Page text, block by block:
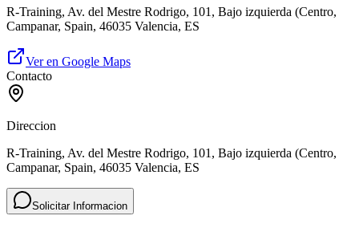
R-Training, Av. del Mestre Rodrigo, 101, Bajo izquierda (Centro,
Campanar, Spain, 46035 Valencia, ES
Ver en Google Maps
Contacto
Direccion
R-Training, Av. del Mestre Rodrigo, 101, Bajo izquierda (Centro,
Campanar, Spain, 46035 Valencia, ES
Solicitar Informacion